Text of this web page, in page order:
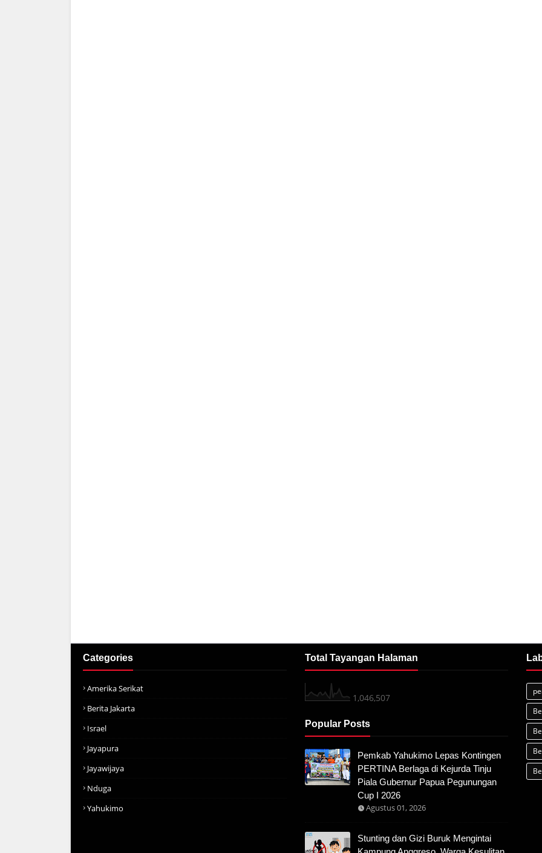
Categories
Amerika Serikat
Berita Jakarta
Israel
Jayapura
Jayawijaya
Nduga
Yahukimo
Total Tayangan Halaman
1,046,507
Popular Posts
Pemkab Yahukimo Lepas Kontingen
PERTINA Berlaga di Kejurda Tinju
Piala Gubernur Papua Pegunungan
Cup I 2026
Agustus 01, 2026
Stunting dan Gizi Buruk Mengintai